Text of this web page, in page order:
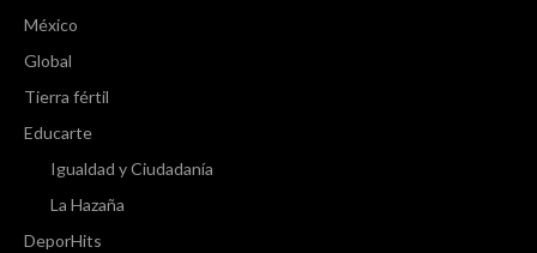
México
Global
Tierra fértil
Educarte
Igualdad y Ciudadanía
La Hazaña
DeporHits